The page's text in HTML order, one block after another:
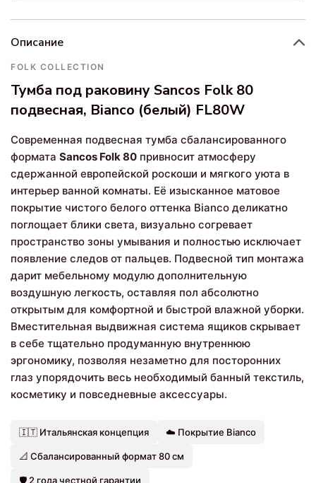
Описание
FOLK COLLECTION
Тумба под раковину Sancos Folk 80
подвесная, Bianco (белый) FL80W
Современная подвесная тумба сбалансированного
формата Sancos Folk 80 привносит атмосферу
сдержанной европейской роскоши и мягкого уюта в
интерьер ванной комнаты. Её изысканное матовое
покрытие чистого белого оттенка Bianco деликатно
поглощает блики света, визуально согревает
пространство зоны умывания и полностью исключает
появление следов от пальцев. Подвесной тип монтажа
дарит мебельному модулю дополнительную
воздушную легкость, оставляя пол абсолютно
открытым для комфортной и быстрой влажной уборки.
Вместительная выдвижная система ящиков скрывает
в себе тщательно продуманную внутреннюю
эргономику, позволяя незаметно для посторонних
глаз упорядочить весь необходимый банный текстиль,
косметику и повседневные аксессуары.
🇮🇹 Итальянская концепция ☁️ Покрытие Bianco
📐 Сбалансированный формат 80 см
🛡️ 2 года честной гарантии